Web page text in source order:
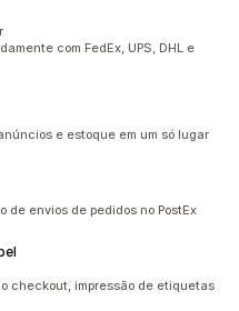
com FedEx, UPS, DHL e
e estoque em um só lugar
de envios de pedidos no PostEx
checkout, impressão de etiquetas